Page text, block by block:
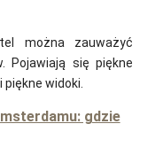
można zauważyć
Pojawiają się piękne
piękne widoki.
gdzie